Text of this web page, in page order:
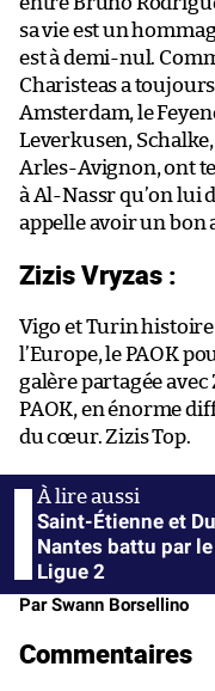
sa vie est un
est à demi-nul.
Charisteas a
Amsterdam, le
Leverkusen,
Arles-Avignon, ont
à Al-Nassr qu’on lui
appelle avoir un bon
Zizis Vryzas :
Vigo et Turin
l’Europe, le PAOK
galère partagée avec
PAOK, en énorme
du cœur. Zizis Top.
Saint-Étienne et
Nantes battu par
Ligue 2
Par Swann Borsellino
Commentaires